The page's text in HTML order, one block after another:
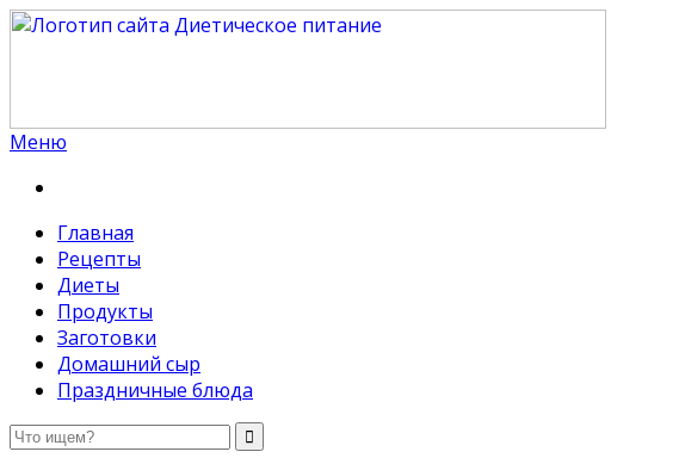
Меню
Главная
Рецепты
Диеты
Продукты
Заготовки
Домашний сыр
Праздничные блюда